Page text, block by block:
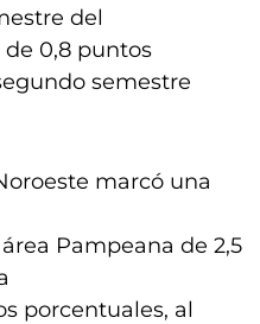
del
0,8 puntos
semestre
marcó una
Pampeana de 2,5
porcentuales, al